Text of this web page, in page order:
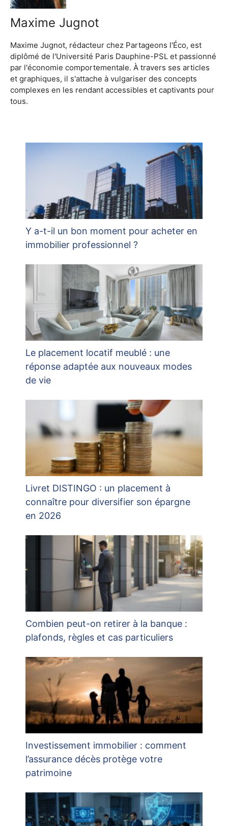
Maxime Jugnot
Maxime Jugnot, rédacteur chez Partageons l'Éco, est
diplômé de l'Université Paris Dauphine-PSL et passionné
par l'économie comportementale. À travers ses articles
et graphiques, il s'attache à vulgariser des concepts
complexes en les rendant accessibles et captivants pour
tous.
Y a-t-il un bon moment pour acheter en
immobilier professionnel ?
Le placement locatif meublé : une
réponse adaptée aux nouveaux modes
de vie
Livret DISTINGO : un placement à
connaître pour diversifier son épargne
en 2026
Combien peut-on retirer à la banque :
plafonds, règles et cas particuliers
Investissement immobilier : comment
l’assurance décès protège votre
patrimoine